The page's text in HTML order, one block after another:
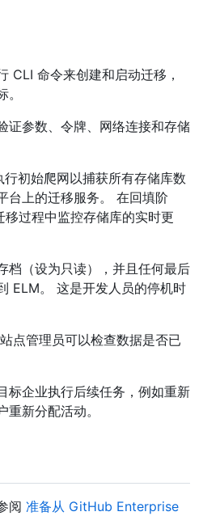
CLI 命令来创建和启动迁移，
证参数、令牌、网络连接和存储
行初始爬网以捕获所有存储库数
台上的迁移服务。 在回填阶
过程中监控存储库的实时更
档（设为只读），并且任何最后
ELM。 这是开发人员的停机时
点管理员可以检查数据是否已
标企业执行后续任务，例如重新
新分配活动。
阅 准备从 GitHub Enterprise